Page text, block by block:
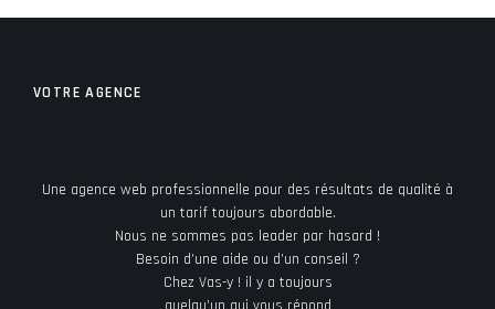
VOTRE AGENCE
Une agence web professionnelle pour des résultats de qualité à
un tarif toujours abordable.
Nous ne sommes pas leader par hasard !
Besoin d’une aide ou d’un conseil ?
Chez Vas-y ! il y a toujours